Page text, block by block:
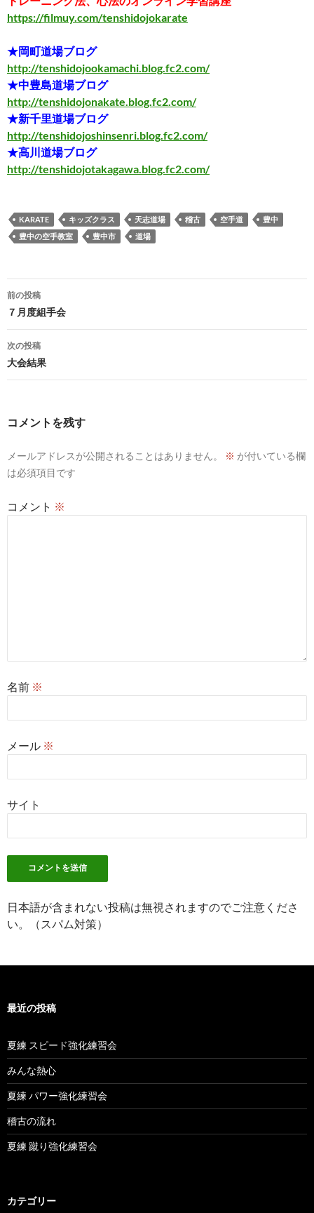
https://filmuy.com/tenshidojokarate
★岡町道場ブログ
http://tenshidojookamachi.blog.fc2.com/
★中豊島道場ブログ
http://tenshidojonakate.blog.fc2.com/
★新千里道場ブログ
http://tenshidojoshinsenri.blog.fc2.com/
★高川道場ブログ
http://tenshidojotakagawa.blog.fc2.com/
KARATE キッズクラス 天志道場 稽古 空手道
豊中
豊中の空手教室
豊中市 道場
投
稿
ナ
ビ
ゲ
ョ
前の投稿
７月度組手会
次の投稿
大会結果
コメントを残す
メールアドレスが公開されることはありません。 ※ が付いている欄
は必須項目です
コメント ※
名前 ※
メール ※
サイト
日本語が含まれない投稿は無視されますのでご注意くださ
い。（スパム対策）
最近の投稿
夏練 スピード強化練習会
みんな熱心
夏練 パワー強化練習会
稽古の流れ
夏練 蹴り強化練習会
カテゴリー